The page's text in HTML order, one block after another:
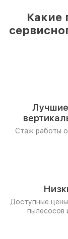
Какие
Стаж работы
Доступные цены
пылесосов